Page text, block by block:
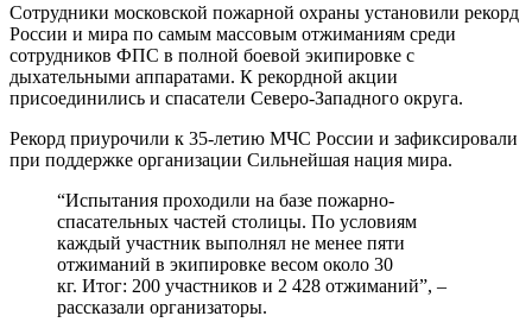
Сотрудники московской пожарной охраны установили рекорд
России и мира по самым массовым отжиманиям среди
сотрудников ФПС в полной боевой экипировке с
дыхательными аппаратами. К рекордной акции
присоединились и спасатели Северо-Западного округа.
Рекорд приурочили к 35-летию МЧС России и зафиксировали
при поддержке организации Сильнейшая нация мира.
“Испытания проходили на базе пожарно-
спасательных частей столицы. По условиям
каждый участник выполнял не менее пяти
отжиманий в экипировке весом около 30
кг. Итог: 200 участников и 2 428 отжиманий”, –
рассказали организаторы.